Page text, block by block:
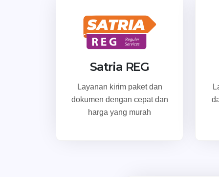
Satria REG
Layanan kirim paket dan
dokumen dengan cepat dan
harga yang murah